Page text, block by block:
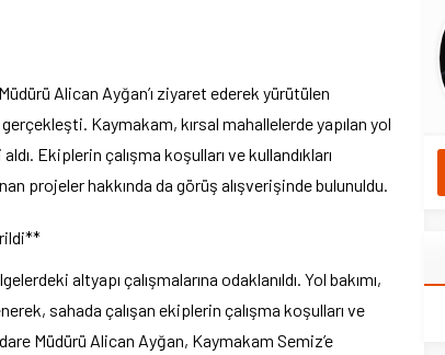
Alican Ayğan’ı ziyaret ederek yürütülen
Kaymakam, kırsal mahallelerde yapılan yol
Ekiplerin çalışma koşulları ve kullandıkları
projeler hakkında da görüş alışverişinde bulunuldu.
altyapı çalışmalarına odaklanıldı. Yol bakımı,
sahada çalışan ekiplerin çalışma koşulları ve
Müdürü Alican Ayğan, Kaymakam Semiz’e